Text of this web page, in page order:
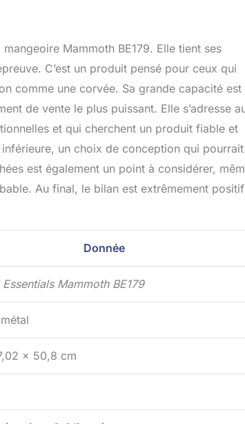
Mammoth BE179. Elle tient ses
C’est un produit pensé pour ceux qui
comme une corvée. Sa grande capacité est
de vente le plus puissant. Elle s’adresse
et qui cherchent un produit fiable et
un choix de conception qui
est également un point à considérer,
Au final, le bilan est extrêmement
Donnée
Mammoth BE179
x 50,8 cm